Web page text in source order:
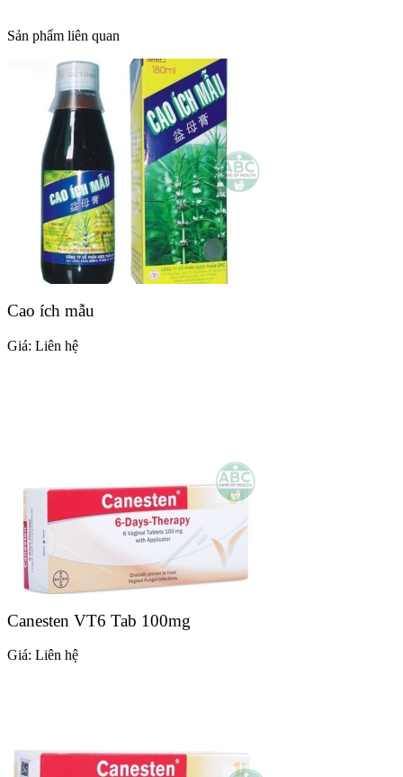
Sản phẩm liên quan
Cao ích mẫu
Giá: Liên hệ
Canesten VT6 Tab 100mg
Giá: Liên hệ